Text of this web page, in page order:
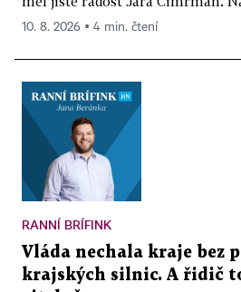
10. 8. 2026 ▪ 4 min. čtení
RANNÍ BRÍFINK
Vláda nechala kraje bez
krajských silnic. A řidič